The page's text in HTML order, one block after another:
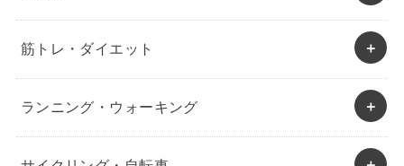
筋トレ・ダイエット
ランニング・ウォーキング